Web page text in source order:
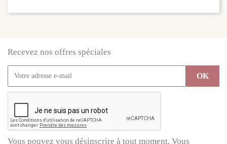
Recevez nos offres spéciales
Vous pouvez vous désinscrire à tout moment. Vous